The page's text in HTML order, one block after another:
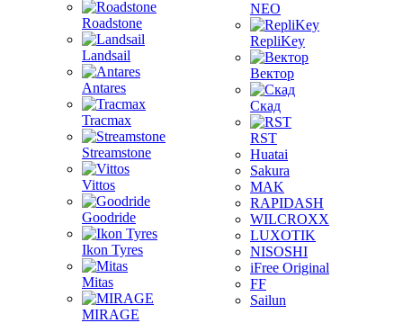
Roadstone
Landsail
Antares
Tracmax
Streamstone
Vittos
Goodride
Ikon Tyres
Mitas
MIRAGE
NEO
RepliKey
Вектор
Скад
RST
Huatai
Sakura
MAK
RAPIDASH
WILCROXX
LUXOTIK
NISOSHI
iFree Original
FF
Sailun